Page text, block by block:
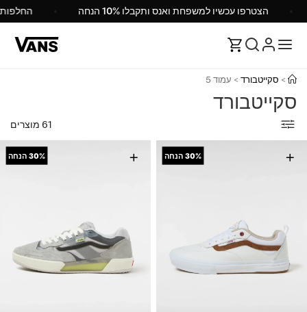
הצטרפו עכשיו למשפחת ואנס ותקבלו 10% הנחה
סקייטבורד
> סקייטבורד > עמוד 5
61 מוצרים
+
30% הנחה +
30% הנחה